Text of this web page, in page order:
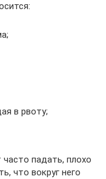
в рвоту;
падать, плохо
что вокруг него